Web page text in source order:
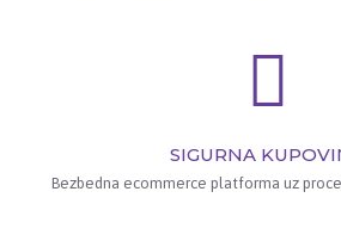
SIGURNA
Bezbedna ecommerce platforma uz